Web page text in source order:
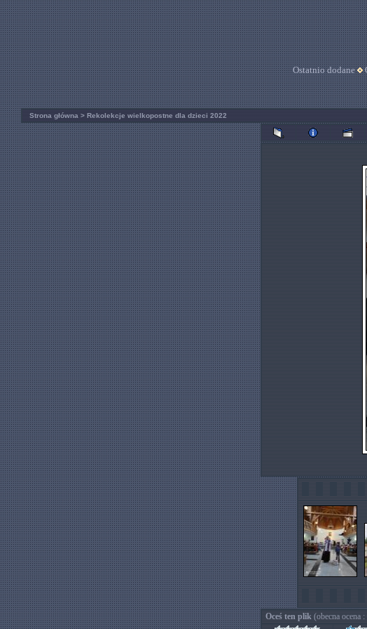
Ostatnio dodane
Strona główna > Rekolekcje wielkopostne dla dzieci 2022
Oceś ten plik (obecna ocena